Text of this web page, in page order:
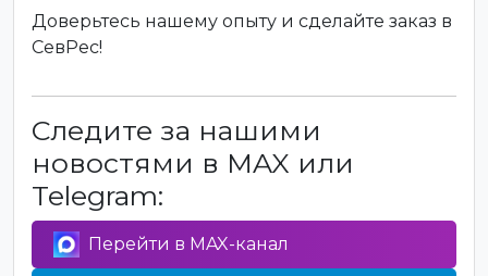
Доверьтесь нашему опыту и сделайте заказ в
СевРес!
Следите за нашими
новостями в MAX или
Telegram:
Перейти в MAX-канал